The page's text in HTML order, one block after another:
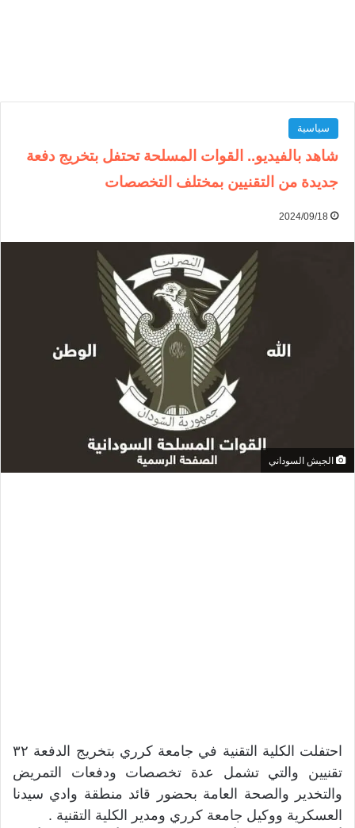
سياسية
شاهد بالفيديو.. القوات المسلحة تحتفل بتخريج دفعة
جديدة من التقنيين بمختلف التخصصات
2024/09/18
الجيش السوداني
احتفلت الكلية التقنية في جامعة كرري بتخريج الدفعة ٣٢
تقنيين والتي تشمل عدة تخصصات ودفعات التمريض
والتخدير والصحة العامة بحضور قائد منطقة وادي سيدنا
العسكرية ووكيل جامعة كرري ومدير الكلية التقنية .